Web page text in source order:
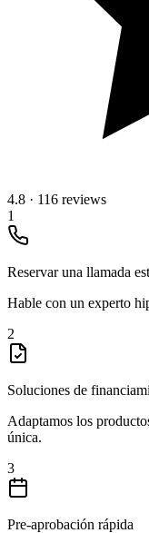
4.8 · 116 reviews
1
Reservar una llamada
Hable con un experto
2
Soluciones de
Adaptamos los
única.
3
Pre-aprobación rápida